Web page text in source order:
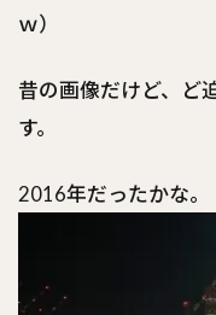
ｗ）
昔の画像だけど、ど
す。
2016年だったかな。